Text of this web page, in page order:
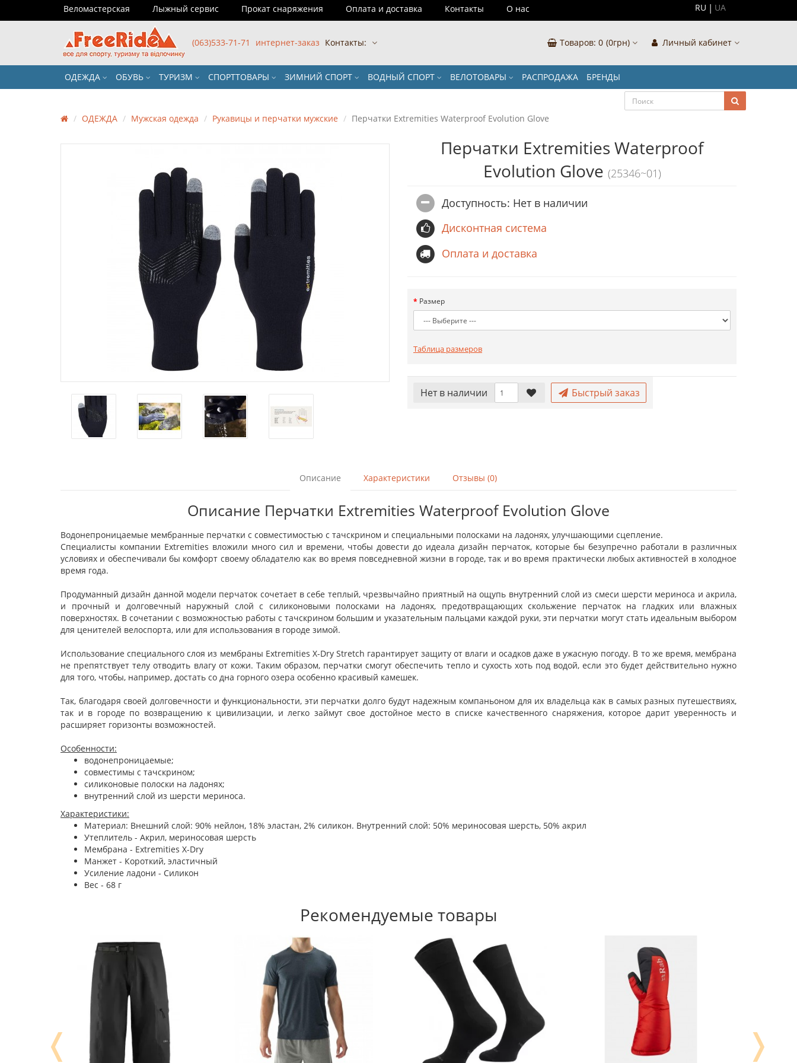
Веломастерская Лыжный сервис Прокат снаряжения Оплата и доставка Контакты О нас RU UA
(063)533-71-71 интернет-заказ Контакты: (0грн)
Товаров: 0 Личный кабинет
ОДЕЖДА ОБУВЬ ТУРИЗМ СПОРТТОВАРЫ ЗИМНИЙ СПОРТ ВОДНЫЙ СПОРТ ВЕЛОТОВАРЫ РАСПРОДАЖА БРЕНДЫ
ОДЕЖДА Мужская одежда Рукавицы и перчатки мужские Перчатки Extremities Waterproof Evolution Glove
Перчатки Extremities Waterproof
Evolution Glove (25346~01)
Доступность: Нет в наличии
Дисконтная система
Оплата и доставка
Размер
Таблица размеров
Нет в наличии Быстрый заказ
Описание Характеристики Отзывы (0)
Описание Перчатки Extremities Waterproof Evolution Glove
Водонепроницаемые мембранные перчатки с совместимостью с тачскрином и специальными полосками на ладонях, улучшающими сцепление.
Специалисты компании Extremities вложили много сил и времени, чтобы довести до идеала дизайн перчаток, которые бы безупречно работали в различных
условиях и обеспечивали бы комфорт своему обладателю как во время повседневной жизни в городе, так и во время практически любых активностей в холодное
время года.
Продуманный дизайн данной модели перчаток сочетает в себе теплый, чрезвычайно приятный на ощупь внутренний слой из смеси шерсти мериноса и акрила,
и прочный и долговечный наружный слой с силиконовыми полосками на ладонях, предотвращающих скольжение перчаток на гладких или влажных
поверхностях. В сочетании с возможностью работы с тачскрином большим и указательным пальцами каждой руки, эти перчатки могут стать идеальным выбором
для ценителей велоспорта, или для использования в городе зимой.
Использование специального слоя из мембраны Extremities X-Dry Stretch гарантирует защиту от влаги и осадков даже в ужасную погоду. В то же время, мембрана
не препятствует телу отводить влагу от кожи. Таким образом, перчатки смогут обеспечить тепло и сухость хоть под водой, если это будет действительно нужно
для того, чтобы, например, достать со дна горного озера особенно красивый камешек.
Так, благодаря своей долговечности и функциональности, эти перчатки долго будут надежным компаньоном для их владельца как в самых разных путешествиях,
так и в городе по возвращению к цивилизации, и легко займут свое достойное место в списке качественного снаряжения, которое дарит уверенность и
расширяет горизонты возможностей.
Особенности:
водонепроницаемые;
совместимы с тачскрином;
силиконовые полоски на ладонях;
внутренний слой из шерсти мериноса.
Характеристики:
Материал: Внешний слой: 90% нейлон, 18% эластан, 2% силикон. Внутренний слой: 50% мериносовая шерсть, 50% акрил
Утеплитель - Акрил, мериносовая шерсть
Мембрана - Extremities X-Dry
Манжет - Короткий, эластичный
Усиление ладони - Силикон
Вес - 68 г
Рекомендуемые товары
❬ ❭